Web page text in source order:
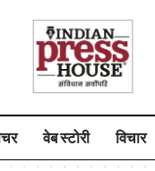
वेब स्टोरी विचार